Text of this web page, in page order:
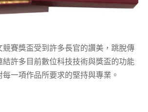
賽獎盃受到許多長官的讚美，跳脫傳
許多目前數位科技技術與獎盃的功能
一項作品所要求的堅持與專業。